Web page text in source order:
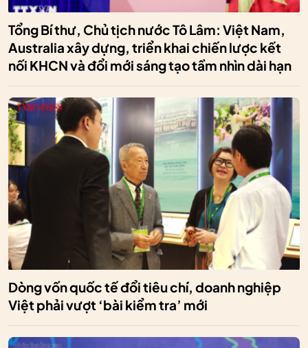
Tổng Bí thư, Chủ tịch nước Tô Lâm: Việt Nam,
Australia xây dựng, triển khai chiến lược kết
nối KHCN và đổi mới sáng tạo tầm nhìn dài hạn
Dòng vốn quốc tế đổi tiêu chí, doanh nghiệp
Việt phải vượt ‘bài kiểm tra’ mới